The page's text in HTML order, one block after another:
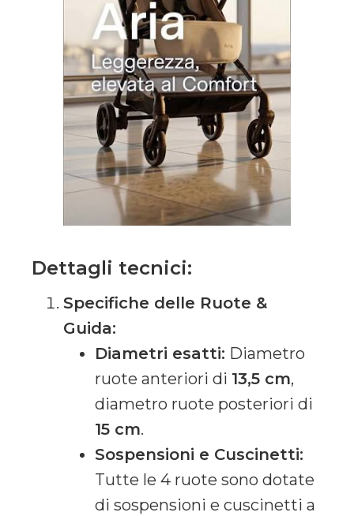
Dettagli tecnici:
Specifiche delle Ruote &
Guida:
Diametri esatti: Diametro
ruote anteriori di 13,5 cm,
diametro ruote posteriori di
15 cm.
Sospensioni e Cuscinetti:
Tutte le 4 ruote sono dotate
di sospensioni e cuscinetti a